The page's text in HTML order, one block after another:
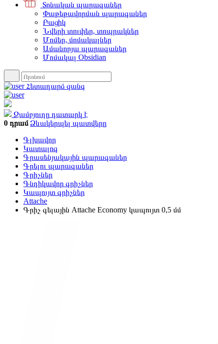
Տոնական պարագաներ
Փաթեթավորման պարագաներ
Բացիկ
Նվերի տուփեր, տոպրակներ
Մոմեր, մոմակալներ
Ամանորյա պարագաներ
Մոմակալ Obsidian
Հետադարձ զանգ
Զամբյուղը դատարկ է
0 դրամ Ձևակերպել պատվերը
Գլխավոր
Կատալոգ
Գրասենյակային պարագաներ
Գրելու պարագաներ
Գրիչներ
Գնդիկավոր գրիչներ
Կապույտ գրիչներ
Attache
Գրիչ գելային Attache Economy կապույտ 0,5 մմ